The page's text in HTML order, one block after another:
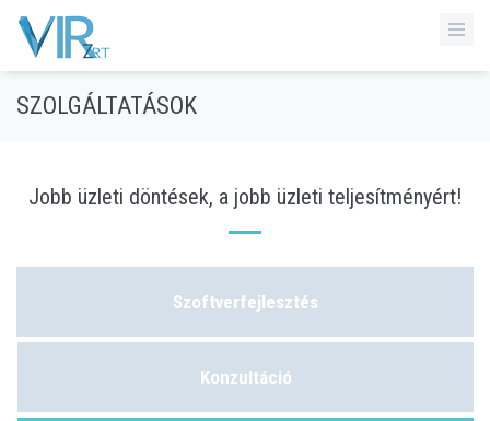
SZOLGÁLTATÁSOK
Jobb üzleti döntések, a jobb üzleti teljesítményért!
Szoftverfejlesztés
Konzultáció